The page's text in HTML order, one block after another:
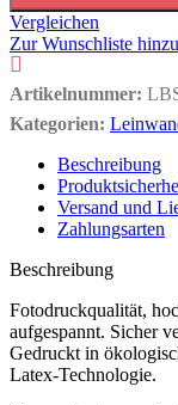
Vergleichen
Zur Wunschliste
Artikelnummer:
Kategorien:
Beschreibung
Versand und
Zahlungsarten
Beschreibung
Fotodruckqualität,
aufgespannt. Sicher
Gedruckt in
Latex-Technologie.